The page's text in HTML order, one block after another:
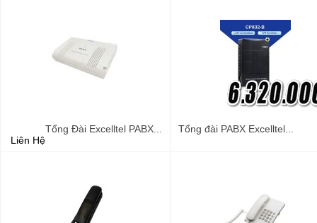
Liên Hệ
Tổng Đài Excelltel PABX... Tổng đài PABX Excelltel...